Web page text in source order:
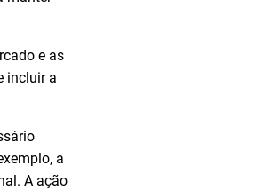
e as
incluir a
a
A ação